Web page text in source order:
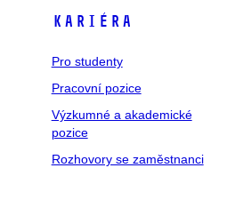
Kariéra
Pro studenty
Pracovní pozice
Výzkumné a akademické
pozice
Rozhovory se zaměstnanci